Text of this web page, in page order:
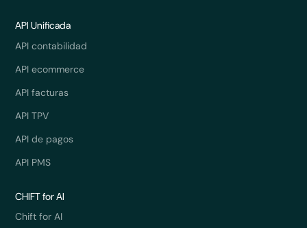
API Unificada
API contabilidad
API ecommerce
API facturas
API TPV
API de pagos
API PMS
CHIFT for AI
Chift for AI